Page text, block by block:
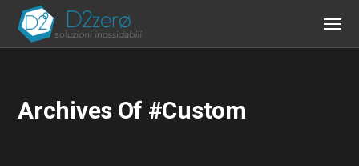
Archives Of #custom